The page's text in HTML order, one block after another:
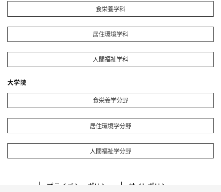
食栄養学科
居住環境学科
人間福祉学科
大学院
食栄養学分野
居住環境学分野
人間福祉学分野
プライバシーポリシー サイトポリシー